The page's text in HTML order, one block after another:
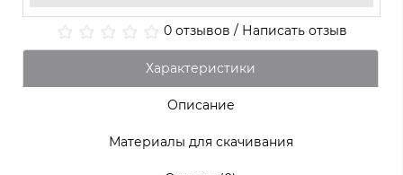
0 отзывов / Написать отзыв
Характеристики
Описание
Материалы для скачивания